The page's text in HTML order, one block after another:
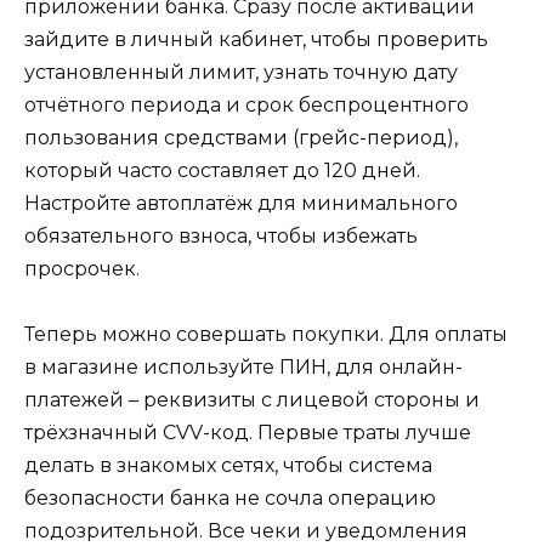
приложении банка. Сразу после активации
зайдите в личный кабинет, чтобы проверить
установленный лимит, узнать точную дату
отчётного периода и срок беспроцентного
пользования средствами (грейс-период),
который часто составляет до 120 дней.
Настройте автоплатёж для минимального
обязательного взноса, чтобы избежать
просрочек.
Теперь можно совершать покупки. Для оплаты
в магазине используйте ПИН, для онлайн-
платежей – реквизиты с лицевой стороны и
трёхзначный CVV-код. Первые траты лучше
делать в знакомых сетях, чтобы система
безопасности банка не сочла операцию
подозрительной. Все чеки и уведомления